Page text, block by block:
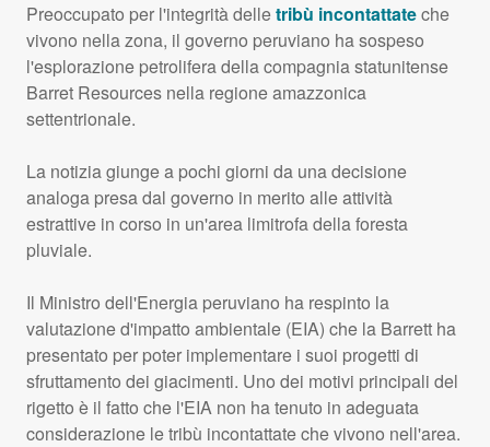
Preoccupato per l'integrità delletribù incontattateche
vivono nella zona, il governo peruviano ha sospeso
l'esplorazione petrolifera della compagnia statunitense
Barret Resources nella regione amazzonica
settentrionale.
La notizia giunge a pochi giorni da una decisione
analoga presa dal governo in merito alle attività
estrattive in corso in un'area limitrofa della foresta
pluviale.
Il Ministro dell'Energia peruviano ha respinto la
valutazione d'impatto ambientale (EIA) che la Barrett ha
presentato per poter implementare i suoi progetti di
sfruttamento dei giacimenti. Uno dei motivi principali del
rigetto è il fatto che l'EIA non ha tenuto in adeguata
considerazione le tribù incontattate che vivono nell'area.